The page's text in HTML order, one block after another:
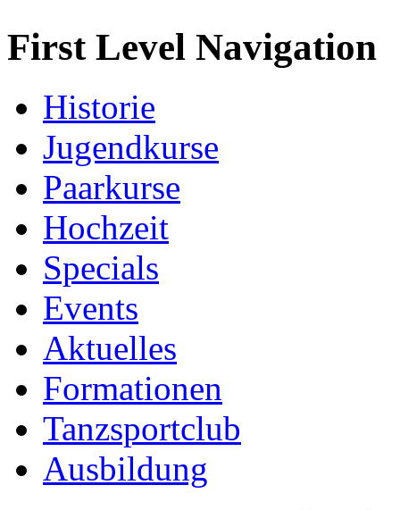
First Level Navigation
Historie
Jugendkurse
Paarkurse
Hochzeit
Specials
Events
Aktuelles
Formationen
Tanzsportclub
Ausbildung